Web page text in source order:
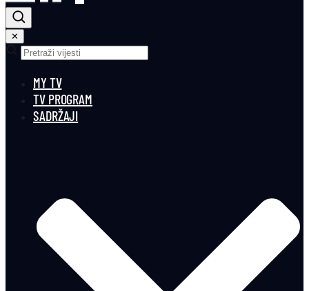
✕
MY TV
TV PROGRAM
SADRŽAJI